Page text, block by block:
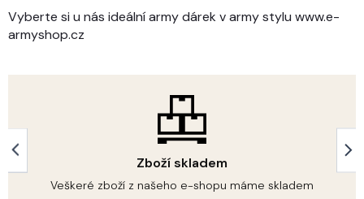
a
r
v
k
y
v
p
i
v
á
Vyberte si u nás ideální army dárek v army stylu www.e-
armyshop.cz
Zboží skladem
Veškeré zboží z našeho e-shopu máme skladem